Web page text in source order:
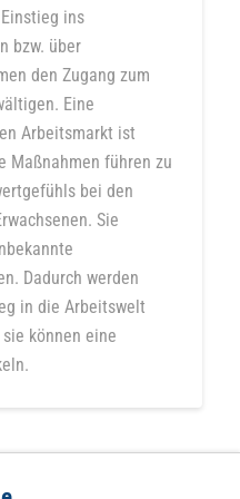
ins
bzw. über
den Zugang zum
Eine
Arbeitsmarkt ist
Maßnahmen führen zu
bei den
Sie
Dadurch werden
in die Arbeitswelt
können eine